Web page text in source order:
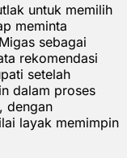
untuk memilih
meminta
sebagai
rekomendasi
setelah
dalam proses
dengan
layak memimpin